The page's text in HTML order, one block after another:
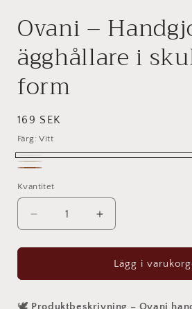
Ovani –
ägghållare i
form
Ordinarie
pris
169 SEK
Färg:Vitt
Vitt
mjuk
beige
Kvantitet
Kvantitet
Minska
kvantitet
för
–
Öka
kvantitet
för
Ovani
–
Lägg i
🕊️ Produktbeskrivning – Ovani